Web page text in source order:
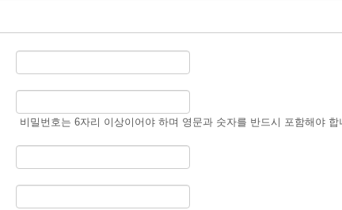
비밀번호는 6자리 이상이어야 하며 영문과 숫자를 반드시 포함해야 합